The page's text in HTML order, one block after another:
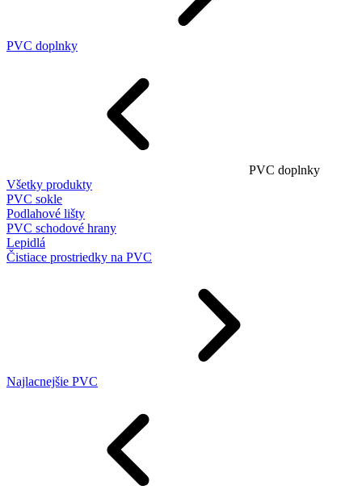
PVC doplnky
PVC doplnky
Všetky produkty
PVC sokle
Podlahové lišty
PVC schodové hrany
Lepidlá
Čistiace prostriedky na PVC
Najlacnejšie PVC